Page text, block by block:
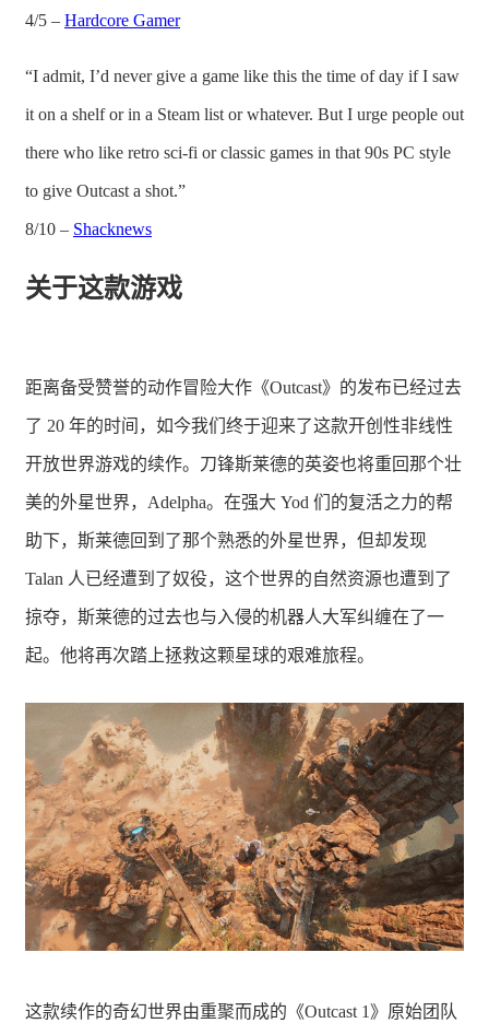
4/5 – Hardcore Gamer
“I admit, I’d never give a game like this the time of day if I saw
it on a shelf or in a Steam list or whatever. But I urge people out
there who like retro sci-fi or classic games in that 90s PC style
to give Outcast a shot.”
8/10 – Shacknews
关于这款游戏
距离备受赞誉的动作冒险大作《Outcast》的发布已经过去
了 20 年的时间，如今我们终于迎来了这款开创性非线性
开放世界游戏的续作。刀锋斯莱德的英姿也将重回那个壮
美的外星世界，Adelpha。在强大 Yod 们的复活之力的帮
助下，斯莱德回到了那个熟悉的外星世界，但却发现
Talan 人已经遭到了奴役，这个世界的自然资源也遭到了
掠夺，斯莱德的过去也与入侵的机器人大军纠缠在了一
起。他将再次踏上拯救这颗星球的艰难旅程。
这款续作的奇幻世界由重聚而成的《Outcast 1》原始团队